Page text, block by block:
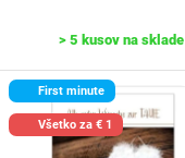
> 5 kusov na sklade
First minute
Všetko za € 1